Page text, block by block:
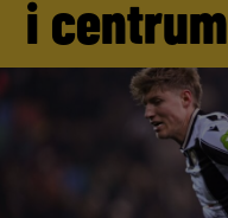
i centrum